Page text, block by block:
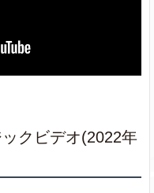
クビデオ(2022年